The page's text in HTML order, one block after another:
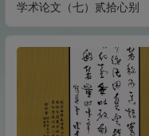
学术论文（七）贰拾心别